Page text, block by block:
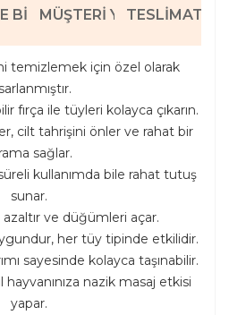
BILGILERI
MÜŞTERI YORUMLARI
TESLIMAT
temizlemek için özel olarak
fırça ile tüyleri kolayca çıkarın.
cilt tahrişini önler ve rahat bir
sağlar.
kullanımda bile rahat tutuş
sunar.
ve düğümleri açar.
her tüy tipinde etkilidir.
sayesinde kolayca taşınabilir.
hayvanınıza nazik masaj etkisi
yapar.